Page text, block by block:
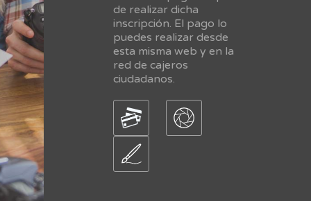
de realizar dicha
inscripción. El pago lo
puedes realizar desde
esta misma web y en la
red de cajeros
ciudadanos.